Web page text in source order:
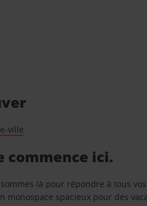
ville
commence ici.
là pour répondre à tous
monospace spacieux pour des